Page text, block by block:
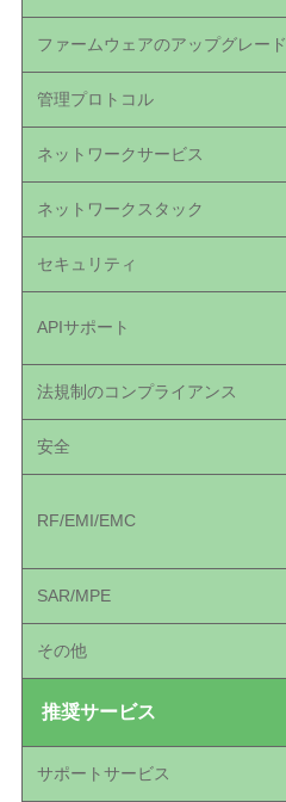
ファームウェアのアップグレード
管理プロトコル
ネットワークサービス
ネットワークスタック
セキュリティ
APIサポート
法規制のコンプライアンス
安全
RF/EMI/EMC
SAR/MPE
その他
推奨サービス
サポートサービス